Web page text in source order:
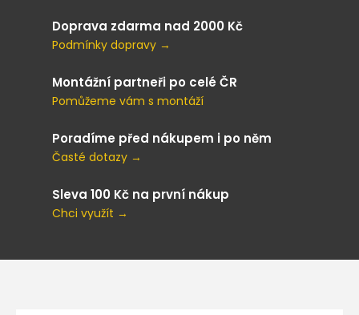
Doprava zdarma nad 2000 Kč
Podmínky dopravy →
Montážní partneři po celé ČR
Pomůžeme vám s montáží
Poradíme před nákupem i po něm
Časté dotazy →
Sleva 100 Kč na první nákup
Chci využít →